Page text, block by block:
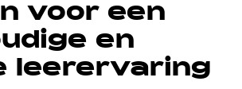
voor een
en
leerervaring